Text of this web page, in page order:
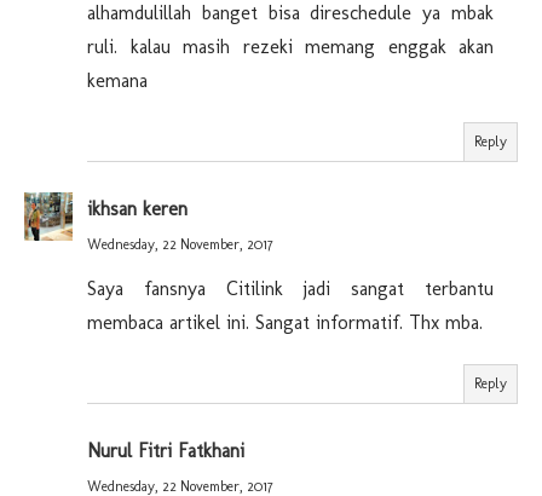
alhamdulillah banget bisa direschedule ya mbak
ruli. kalau masih rezeki memang enggak akan
kemana
Reply
ikhsan keren
Wednesday, 22 November, 2017
Saya fansnya Citilink jadi sangat terbantu
membaca artikel ini. Sangat informatif. Thx mba.
Reply
Nurul Fitri Fatkhani
Wednesday, 22 November, 2017